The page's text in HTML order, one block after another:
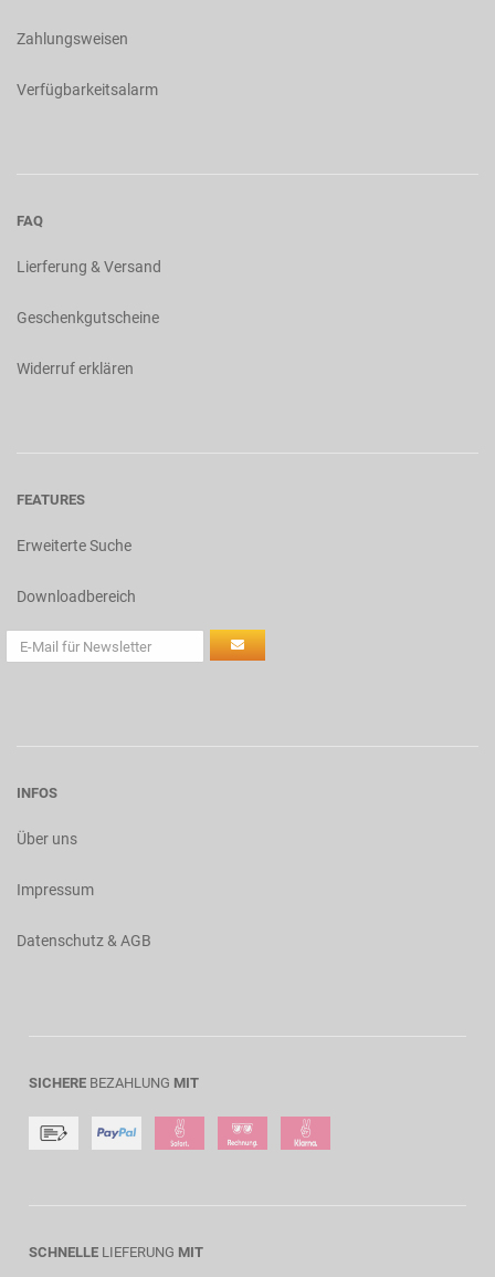
Zahlungsweisen
Verfügbarkeitsalarm
FAQ
Lierferung & Versand
Geschenkgutscheine
Widerruf erklären
FEATURES
Erweiterte Suche
Downloadbereich
INFOS
Über uns
Impressum
Datenschutz & AGB
SICHERE BEZAHLUNG MIT
SCHNELLE LIEFERUNG MIT